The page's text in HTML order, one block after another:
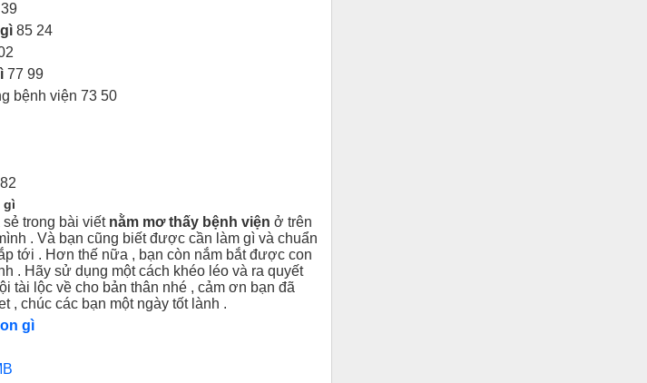
85 24
77 99
bệnh viện 73 50
gì
trong bài viết nằm mơ thấy bệnh viện ở trên
. Và bạn cũng biết được cần làm gì và chuẩn
tới . Hơn thế nữa , bạn còn nắm bắt được con
. Hãy sử dụng một cách khéo léo và ra quyết
tài lộc về cho bản thân nhé , cảm ơn bạn đã
, chúc các bạn một ngày tốt lành .
gì